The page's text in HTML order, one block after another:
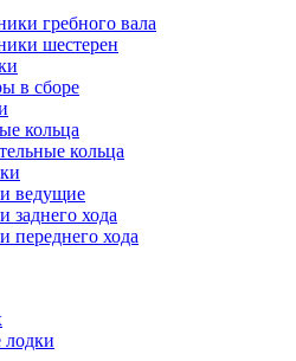
гребного вала
шестерен
в сборе
кольца
кольца
ведущие
заднего хода
переднего хода